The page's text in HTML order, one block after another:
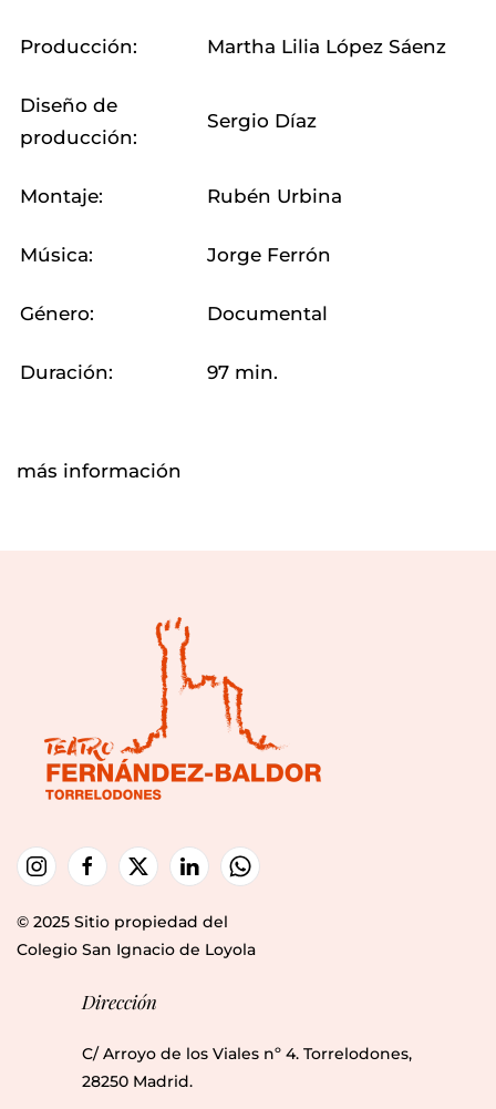
Producción: Martha Lilia López Sáenz
Diseño de
producción:
Sergio Díaz
Montaje: Rubén Urbina
Música: Jorge Ferrón
Género: Documental
Duración: 97 min.
más información
© 2025 Sitio propiedad del
Colegio San Ignacio de Loyola
Dirección
C/ Arroyo de los Viales nº 4. Torrelodones,
28250 Madrid.